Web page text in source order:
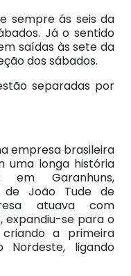
sempre ás seis da
Já o sentido
saídas às sete da
dos sábados.
separadas por
empresa brasileira
uma longa história
em Garanhuns,
de João Tude de
atuava com
expandiu-se para o
a primeira
ligando